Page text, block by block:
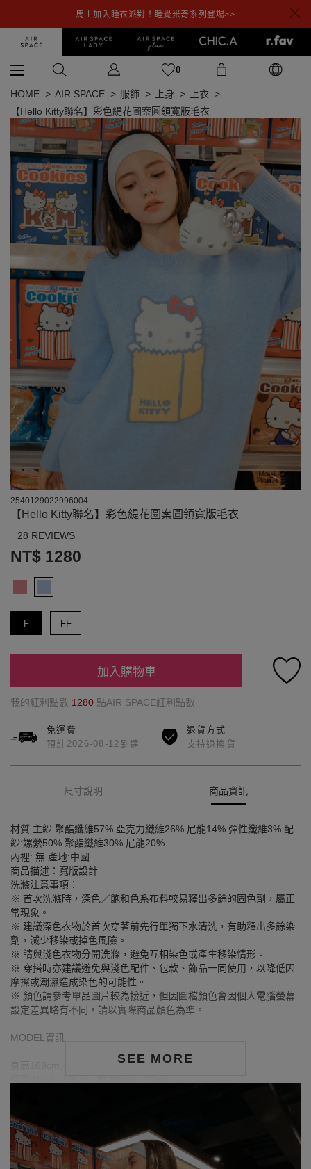
馬上加入睡衣派對！睡覺米奇系列登場>>
0
HOME AIR SPACE 服飾 上身
上衣
【Hello Kitty聯名】彩色緹花圖案圓領寬版毛衣
2540129022996004
【Hello Kitty聯名】彩色緹花圖案圓領寬版毛衣
28 REVIEWS
NT$ 1280
F FF
加入購物車
我的紅利點數 1280 點AIR SPACE紅利點數
免運費
預計2026-08-12到達
退貨方式
支持退換貨
尺寸說明 商品資訊
SEE MORE
材質:主紗:聚酯纖維57% 亞克力纖維26% 尼龍14% 彈性纖維3% 配
紗:嫘縈50% 聚酯纖維30% 尼龍20%
內裡: 無 產地:中國
商品描述：寬版設計
洗滌注意事項：
※ 首次洗滌時，深色／飽和色系布料較易釋出多餘的固色劑，屬正
常現象。
※ 建議深色衣物於首次穿著前先行單獨下水清洗，有助釋出多餘染
劑，減少移染或掉色風險。
※ 請與淺色衣物分開洗滌，避免互相染色或產生移染情形。
※ 穿搭時亦建議避免與淺色配件、包款、飾品一同使用，以降低因
摩擦或潮濕造成染色的可能性。
※ 顏色請參考單品圖片較為接近，但因圖檔顏色會因個人電腦螢幕
設定差異略有不同，請以實際商品顏色為準。
MODEL資訊
身高169cm／胸圍Bust：80cm